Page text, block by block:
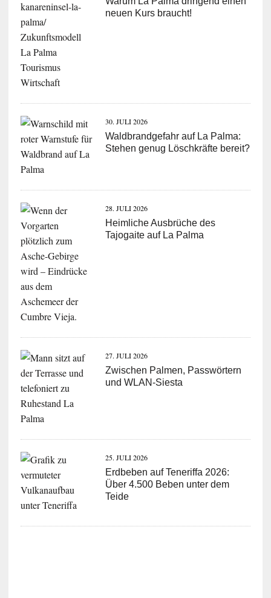
neuen Kurs braucht!
30. JULI 2026
Waldbrandgefahr auf La Palma:
Stehen genug Löschkräfte bereit?
28. JULI 2026
Heimliche Ausbrüche des
Tajogaite auf La Palma
27. JULI 2026
Zwischen Palmen, Passwörtern
und WLAN-Siesta
25. JULI 2026
Erdbeben auf Teneriffa 2026:
Über 4.500 Beben unter dem
Teide